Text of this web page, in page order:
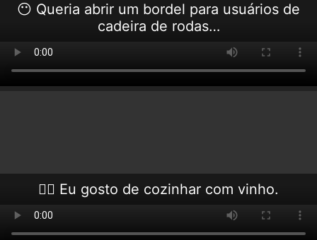
😶 Queria abrir um bordel para usuários de
cadeira de rodas…
😶‍🌫️ Eu gosto de cozinhar com vinho.